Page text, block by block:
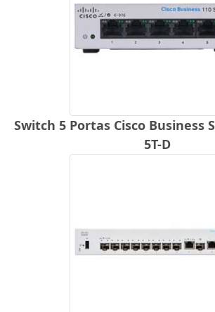
Switch 5 Portas Cisco Business
5T-D